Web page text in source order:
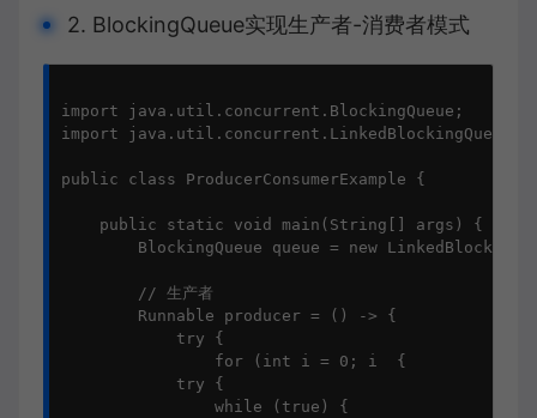
2. BlockingQueue实现生产者-消费者模式
import java.util.concurrent.BlockingQueue;
import java.util.concurrent.LinkedBlockingQueue;
public class ProducerConsumerExample {
    public static void main(String[] args) {
BlockingQueue queue = new
        // 生产者
        Runnable producer = () -> {
            try {
                for (int i = 0; i  {
            try {
                while (true) {